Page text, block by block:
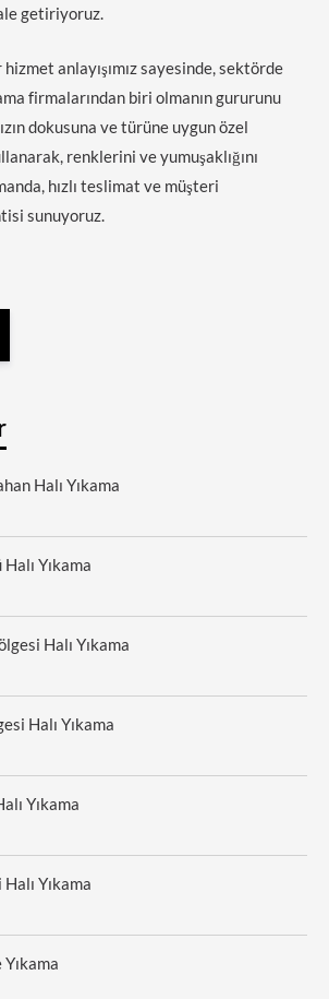
getiriyoruz.
anlayışımız sayesinde, sektörde
firmalarından biri olmanın gururunu
dokusuna ve türüne uygun özel
renklerini ve yumuşaklığını
hızlı teslimat ve müşteri
sunuyoruz.
Halı Yıkama
Yıkama
Halı Yıkama
Halı Yıkama
Yıkama
Yıkama